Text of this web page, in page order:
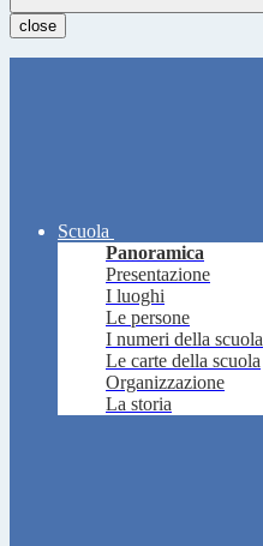
close
Scuola
Panoramica
Presentazione
I luoghi
Le persone
I numeri della scuola
Le carte della scuola
Organizzazione
La storia